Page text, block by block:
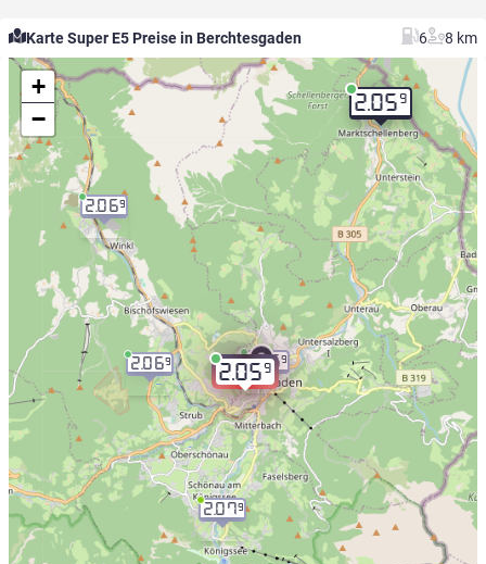
Karte Super E5 Preise in Berchtesgaden 6 8 km
2.059
2.059
2.079
2.069
2.069 2.069
+
−